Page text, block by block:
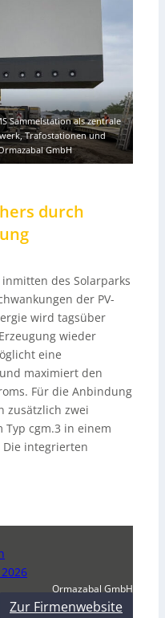
Sammelstation als zentrale
Trafostationen und
GmbH
durch
des Solarparks
der PV-
wird tagsüber
wieder
eine
maximiert den
Für die Anbindung
zusätzlich zwei
Typ cgm.3 in einem
Die integrierten
Ormazabal GmbH
Zur Firmenwebsite